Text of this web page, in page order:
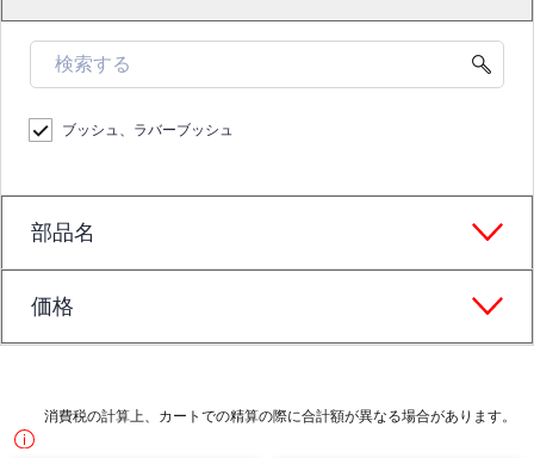
ブッシュ、ラバーブッシュ
部品名
価格
消費税の計算上、カートでの精算の際に合計額が異なる場合があります。